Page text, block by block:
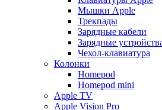
Мышки Apple
Трекпады
Зарядные кабели
Зарядные
Чехол-клавиатура
Колонки
Homepod
Homepod mini
Apple TV
Apple Vision Pro